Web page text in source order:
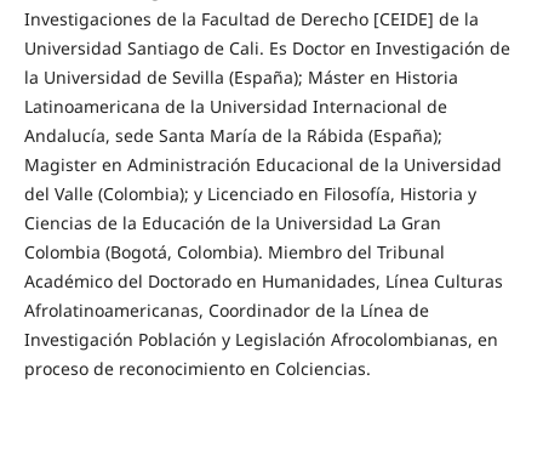
Investigaciones de la Facultad de Derecho [CEIDE] de la
Universidad Santiago de Cali. Es Doctor en Investigación de
la Universidad de Sevilla (España); Máster en Historia
Latinoamericana de la Universidad Internacional de
Andalucía, sede Santa María de la Rábida (España);
Magister en Administración Educacional de la Universidad
del Valle (Colombia); y Licenciado en Filosofía, Historia y
Ciencias de la Educación de la Universidad La Gran
Colombia (Bogotá, Colombia). Miembro del Tribunal
Académico del Doctorado en Humanidades, Línea Culturas
Afrolatinoamericanas, Coordinador de la Línea de
Investigación Población y Legislación Afrocolombianas, en
proceso de reconocimiento en Colciencias.